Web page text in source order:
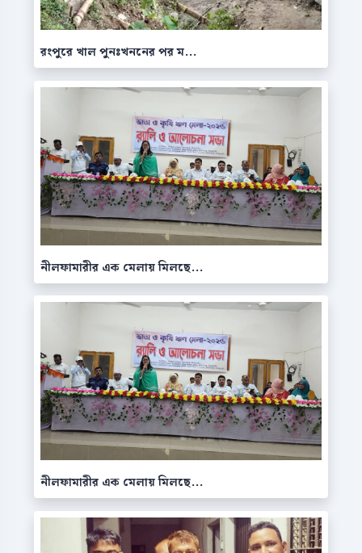
রংপুরে খাল পুনঃখননের পর ম...
নীলফামারীর এক মেলায় মিলছে...
নীলফামারীর এক মেলায় মিলছে...